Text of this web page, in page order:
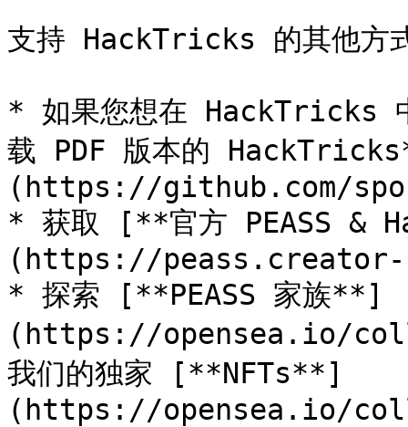
支持 HackTricks 的其他方
* 如果您想在 HackTricks
载 PDF 版本的
(https://github.com/
* 获取 [**官方 PEASS &
(https://peass.creator-
* 探索 [**PEASS 家族**]
(https://opensea.io/
我们的独家 [**NFTs**]
(https://opensea.io/